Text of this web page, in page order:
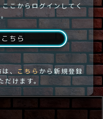
こからログインしてく
ちら
、 こちらから新規登録
だけます。